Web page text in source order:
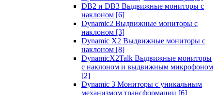
DB2 и DB3 Выдвижные мониторы с
наклоном [6]
Dynamic2 Выдвижные мониторы с
наклоном [3]
Dynamic X2 Выдвижные мониторы с
наклоном [8]
DynamicX2Talk Выдвижные мониторы
с наклоном и выдвижным микрофоном
[2]
Dynamic 3 Мониторы с уникальным
механизмом трансформации [6]